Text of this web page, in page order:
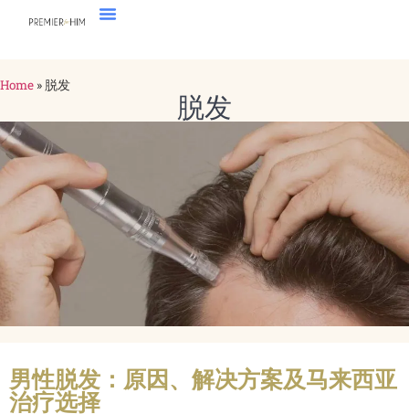
Home » 脱发
脱发
男性脱发：原因、解决方案及马来西亚
治疗选择